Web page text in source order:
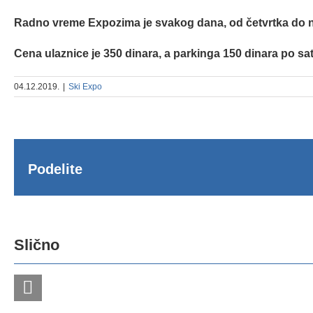
Radno vreme Expozima je svakog dana, od četvrtka do
Cena ulaznice je 350 dinara, a parkinga 150 dinara po
04.12.2019. Ski Expo
Podelite
Slično